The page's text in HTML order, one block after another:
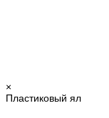
×
Пластиковый ял